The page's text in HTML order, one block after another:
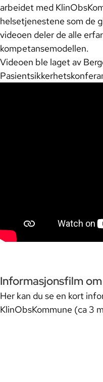
arbeidet med
helsetjenestene som de
videoen deler de alle
kompetansemodellen.
Videoen ble laget av
Informasjonsfilm
Her kan du se en kort
KlinObsKommune (ca 3